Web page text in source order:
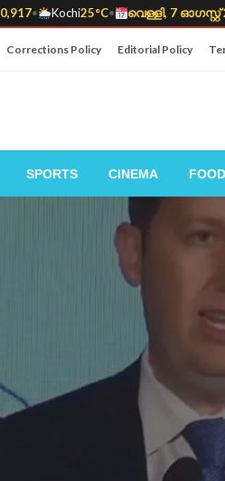
• Kochi25°C• വെള്ളി, 7 ഓഗസ്റ്റ്
Corrections Policy Editorial Policy
SPORTS CINEMA FOOD